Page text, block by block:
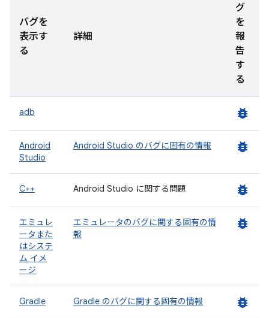
バグを
表示す
る
詳細
グ
を
報
告
す
る
adb bug_report
Android
Studio
Android Studio のバグに固有の情報 bug_report
C++ Android Studio に関する問題 bug_report
エミュレ
ータまた
はシステ
ム イメ
ージ
エミュレータのバグに関する固有の情
報
bug_report
Gradle Gradle のバグに関する固有の情報 bug_report